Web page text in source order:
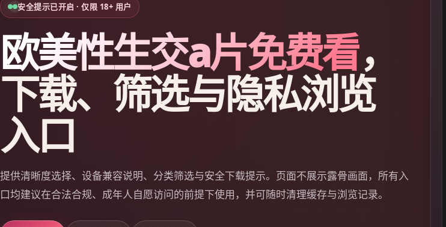
安全提示已开启 · 仅限 18+ 用户
欧美性生交a片免费看，
下载、筛选与隐私浏览
入口
提供清晰度选择、设备兼容说明、分类筛选与安全下载提示。页面不展示露骨画面，所有入
口均建议在合法合规、成年人自愿访问的前提下使用，并可随时清理缓存与浏览记录。